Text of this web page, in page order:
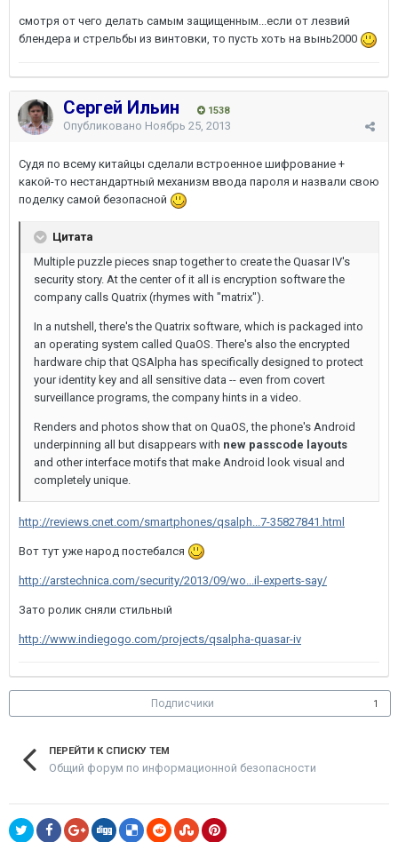
смотря от чего делать самым защищенным...если от лезвий
блендера и стрельбы из винтовки, то пусть хоть на вынь2000
Сергей Ильин 1538
Опубликовано Ноябрь 25, 2013
Судя по всему китайцы сделали встроенное шифрование +
какой-то нестандартный механизм ввода пароля и назвали свою
поделку самой безопасной
Цитата
Multiple puzzle pieces snap together to create the Quasar IV's
security story. At the center of it all is encryption software the
company calls Quatrix (rhymes with "matrix").
In a nutshell, there's the Quatrix software, which is packaged into
an operating system called QuaOS. There's also the encrypted
hardware chip that QSAlpha has specifically designed to protect
your identity key and all sensitive data -- even from covert
surveillance programs, the company hints in a video.
Renders and photos show that on QuaOS, the phone's Android
underpinning all but disappears with new passcode layouts
and other interface motifs that make Android look visual and
completely unique.
http://reviews.cnet.com/smartphones/qsalph...7-35827841.html
Вот тут уже народ постебался
http://arstechnica.com/security/2013/09/wo...il-experts-say/
Зато ролик сняли стильный
http://www.indiegogo.com/projects/qsalpha-quasar-iv
Подписчики 1
ПЕРЕЙТИ К СПИСКУ ТЕМ
Общий форум по информационной безопасности